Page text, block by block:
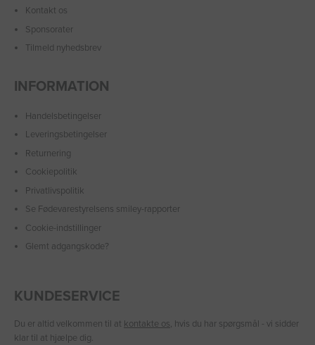
Kontakt os
Sponsorater
Tilmeld nyhedsbrev
INFORMATION
Handelsbetingelser
Leveringsbetingelser
Returnering
Cookiepolitik
Privatlivspolitik
Se Fødevarestyrelsens smiley-rapporter
Cookie-indstillinger
Glemt adgangskode?
KUNDESERVICE
Du er altid velkommen til at kontakte os, hvis du har spørgsmål - vi sidder
klar til at hjælpe dig.